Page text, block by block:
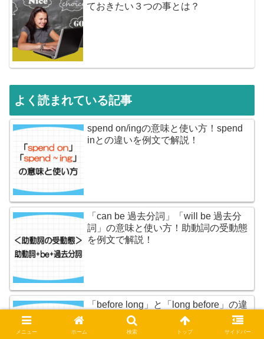
ておきたい３つの事とは？
よく読まれている記事
spend on/ingの意味と使い方！spend
inとの違いを例文で解説！
「can be 過去分詞」「will be 過去分
詞」の意味と使い方！助動詞の受動態
を例文で解説！
「before long」と「long before」の違
い！意味と使い方を例文で解説！
メニュー ホーム 検索 トップ サイドバー